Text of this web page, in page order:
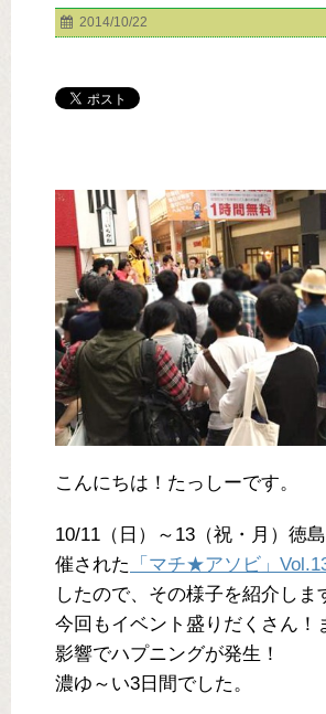
2014/10/22
こんにちは！たっしーです。
10/11（日）～13（祝・月）徳
催された
「マチ★アソビ」
したので、その様子を紹介しま
今回もイベント盛りだくさん！
影響でハプニングが発生！
濃ゆ～い3日間でした。